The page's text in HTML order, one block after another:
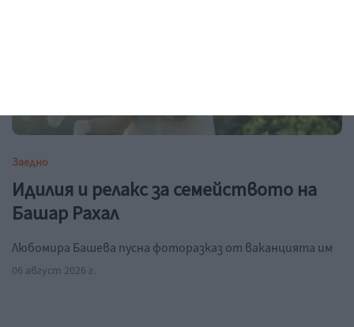
Заедно
Идилия и релакс за семейството на
Башар Рахал
Любомира Башева пусна фоторазказ от ваканцията им
06 август 2026 г.